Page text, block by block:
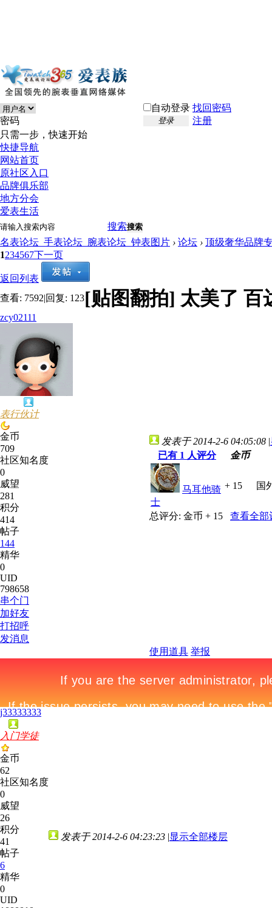
自动登录 找回密码
密码
登录
注册
只需一步，快速开始
快捷导航
网站首页
原社区入口
品牌俱乐部
地方分会
爱表生活
搜索搜索
名表论坛_手表论坛_腕表论坛_钟表图片 › 论坛 › 顶级奢华品牌
1234567下一页
返回列表
查看: 7592|回复: 123[贴图翻拍] 太美了 百
zcy02111
表行伙计
金币
709
社区知名度
0
威望
281
积分
414
帖子
144
精华
0
UID
798658
串个门
加好友
打招呼
发消息
发表于 2014-2-6 04:05:08 |
已有 1 人评分 金币
马耳他骑
士
+ 15 国
总评分: 金币 + 15 查看全部
使用道具 举报
j33333333
入门学徒
金币
62
社区知名度
0
威望
26
积分
41
帖子
6
精华
0
UID
发表于 2014-2-6 04:23:23 |显示全部楼层